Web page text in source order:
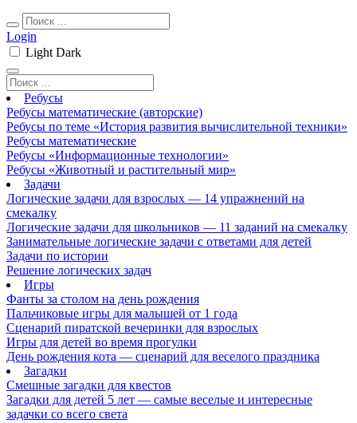
Login
Light Dark
Ребусы
Ребусы математические (авторские)
Ребусы по теме «История развития вычислительной техники»
Ребусы математические
Ребусы «Информационные технологии»
Ребусы «Животный и растительный мир»
Задачи
Логические задачи для взрослых — 14 упражнений на
смекалку
Логические задачи для школьников — 11 заданий на смекалку
Занимательные логические задачи с ответами для детей
Задачи по истории
Решение логических задач
Игры
Фанты за столом на день рождения
Пальчиковые игры для малышей от 1 года
Сценарий пиратской вечеринки для взрослых
Игры для детей во время прогулки
День рождения кота — сценарий для веселого праздника
Загадки
Смешные загадки для квестов
Загадки для детей 5 лет — самые веселые и интересные
задачки со всего света